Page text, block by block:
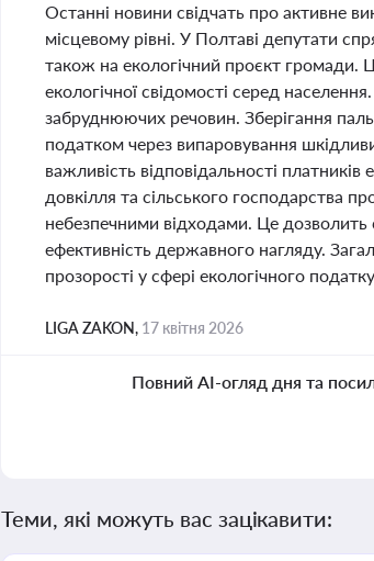
Останні новини свідчать про активне
місцевому рівні. У Полтаві депутати
також на екологічний проєкт громади.
екологічної свідомості серед
забруднюючих речовин. Зберігання
податком через випаровування
важливість відповідальності
довкілля та сільського господарства
небезпечними відходами. Це дозволить
ефективність державного нагляду.
прозорості у сфері екологічного
LIGA ZAKON, 17 квітня 2026
Повний AI-огляд дня та
Теми, які можуть вас зацікавити: